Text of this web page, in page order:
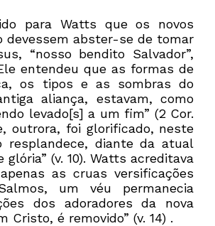
para Watts que os novos
devessem abster-se de tomar
“nosso bendito Salvador”,
entendeu que as formas de
os tipos e as sombras do
aliança, estavam, como
levado[s] a um fim” (2 Cor.
outrora, foi glorificado, neste
resplandece, diante da atual
(v. 10). Watts acreditava
as cruas versificações
um véu permanecia
dos adoradores da nova
Cristo, é removido” (v. 14) .